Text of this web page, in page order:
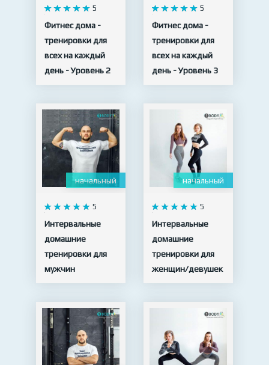
5
Фитнес дома -
тренировки для
всех на каждый
день - Уровень 2
5
Фитнес дома -
тренировки для
всех на каждый
день - Уровень 3
начальный
5
Интервальные
домашние
тренировки для
мужчин
начальный
5
Интервальные
домашние
тренировки для
женщин/девушек